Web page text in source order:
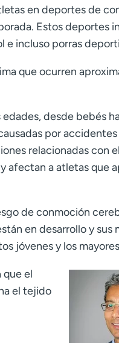
en deportes de
Estos deportes
e incluso porras
que ocurren
desde bebés
por
relacionadas con
afectan a atletas que
de conmoción
en desarrollo y sus
jóvenes y los
que el
el tejido